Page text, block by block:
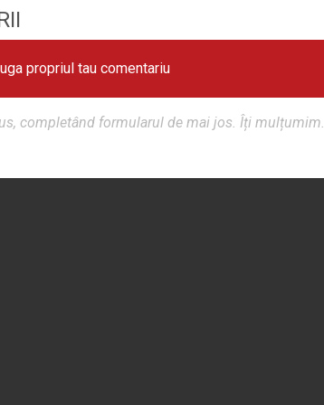
propriul tau comentariu
completând formularul de mai jos. Îți mulțumim.